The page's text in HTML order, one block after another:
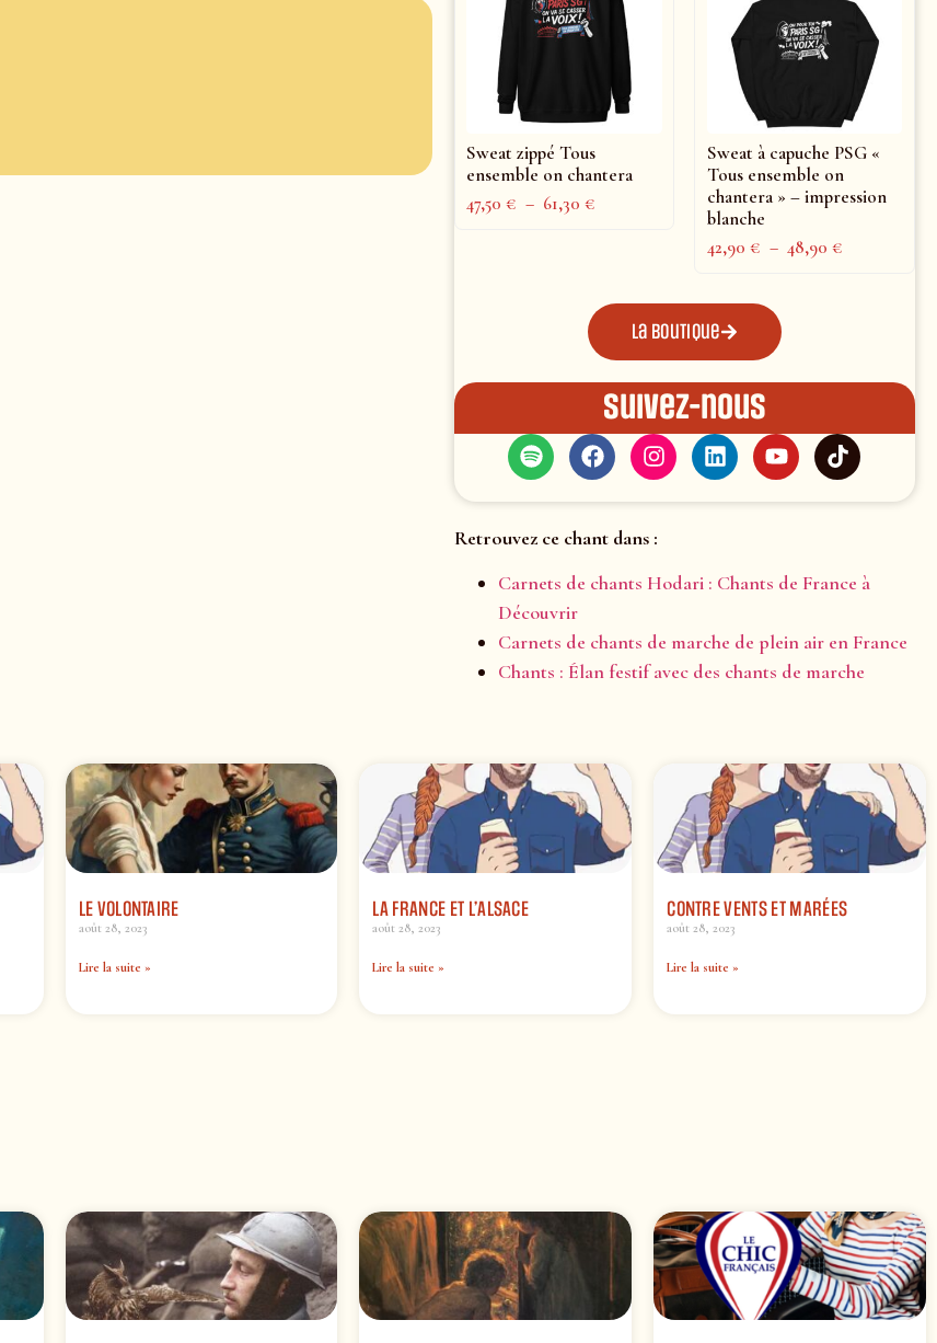
Sweat zippé Tous
ensemble on chantera
47,50€ – 61,30€
Sweat à capuche PSG «
Tous ensemble on
chantera » – impression
blanche
42,90€ – 48,90€
La boutique
Suivez-nous
Retrouvez ce chant dans :
Carnets de chants Hodari : Chants de France à
Découvrir
Carnets de chants de marche de plein air en France
Chants : Élan festif avec des chants de marche
LE VOLONTAIRE
août 28, 2023
Lire la suite »
LA FRANCE ET L’ALSACE
août 28, 2023
Lire la suite »
CONTRE VENTS ET MARÉES
août 28, 2023
Lire la suite »